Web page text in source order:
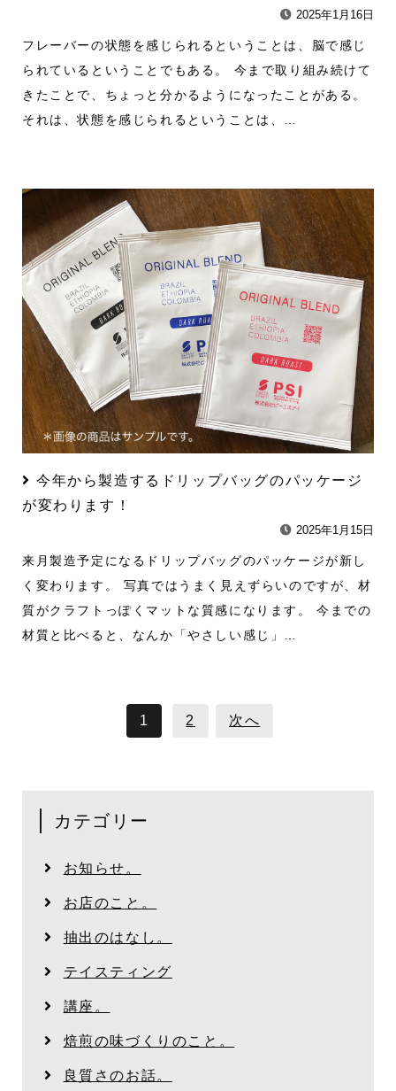
2025年1月16日
フレーバーの状態を感じられるということは、脳で感じ
られているということでもある。 今まで取り組み続けて
きたことで、ちょっと分かるようになったことがある。
それは、状態を感じられるということは、…
今年から製造するドリップバッグのパッケージ
が変わります！
2025年1月15日
来月製造予定になるドリップバッグのパッケージが新し
く変わります。 写真ではうまく見えずらいのですが、材
質がクラフトっぽくマットな質感になります。 今までの
材質と比べると、なんか「やさしい感じ」…
1 2 次へ
カテゴリー
お知らせ。
お店のこと。
抽出のはなし。
テイスティング
講座。
焙煎の味づくりのこと。
良質さのお話。